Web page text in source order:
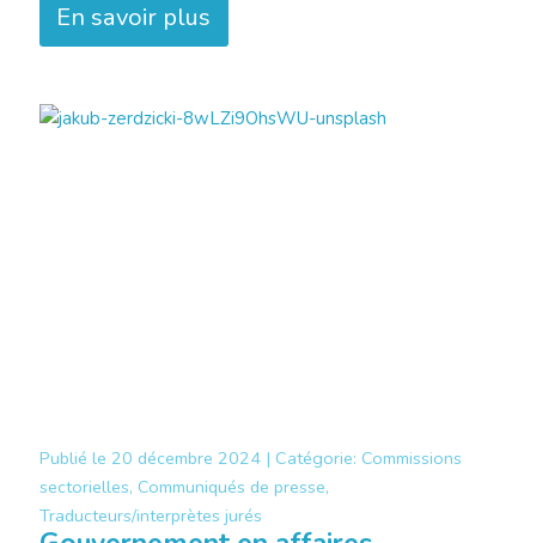
En savoir plus
Publié le 20 décembre 2024 | Catégorie: Commissions
sectorielles, Communiqués de presse,
Traducteurs/interprètes jurés